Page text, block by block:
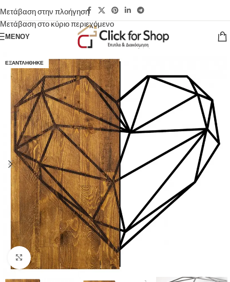
Μετάβαση στην πλοήγηση
Μετάβαση στο κύριο περιεχόμενο
ΜΕΝΟΎ
ΕΞΑΝΤΛΉΘΗΚΕ
Κάντε κλικ για μεγέθυνση